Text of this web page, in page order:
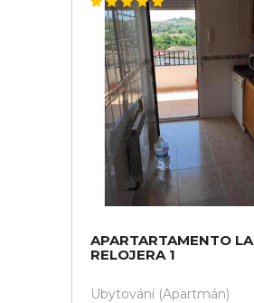
APARTARTAMENTO LA
RELOJERA 1
Ubytování (Apartmán)